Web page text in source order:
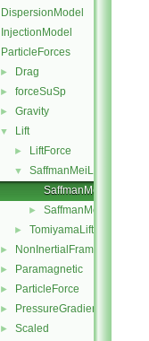
DispersionModel
InjectionModel
ParticleForces
► Drag
► forceSuSp
► Gravity
▼ Lift
► LiftForce
▼
SaffmanMeiLift
SaffmanMeiLiftForce.C
► SaffmanMeiLiftForce.H
► TomiyamaLift
► NonInertialFrame
► Paramagnetic
► ParticleForce
► PressureGradient
► Scaled